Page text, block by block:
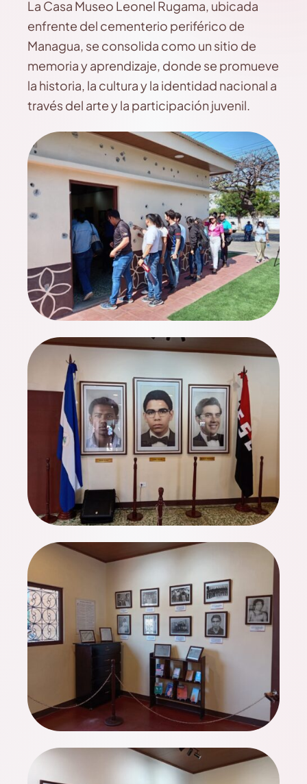
La Casa Museo Leonel Rugama, ubicada
enfrente del cementerio periférico de
Managua, se consolida como un sitio de
memoria y aprendizaje, donde se promueve
la historia, la cultura y la identidad nacional a
través del arte y la participación juvenil.